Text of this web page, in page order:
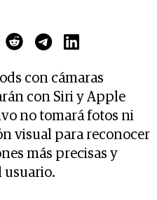
con cámaras
con Siri y Apple
no tomará fotos ni
visual para reconocer
más precisas y
usuario.